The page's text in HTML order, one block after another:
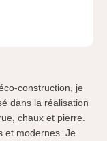
construction, je
dans la réalisation
chaux et pierre.
et modernes. Je